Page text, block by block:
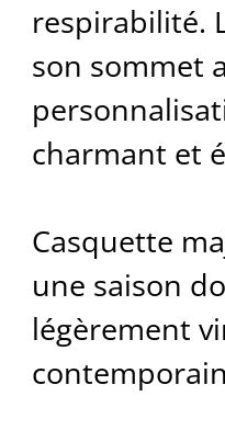
respirabilité.
son sommet
charmant et
Casquette
une saison
légèrement